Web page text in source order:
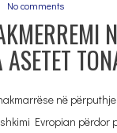
No comments
në
Evropian